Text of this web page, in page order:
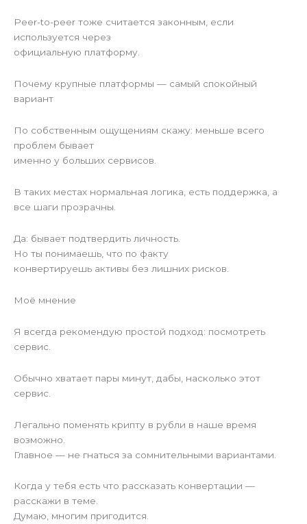
Peer-to-peer тоже считается законным, если
используется через
официальную платформу.
Почему крупные платформы — самый спокойный
вариант
По собственным ощущениям скажу: меньше всего
проблем бывает
именно у больших сервисов.
В таких местах нормальная логика, есть поддержка, а
все шаги прозрачны.
Да: бывает подтвердить личность.
Но ты понимаешь, что по факту
конвертируешь активы без лишних рисков.
Моё мнение
Я всегда рекомендую простой подход: посмотреть
сервис.
Обычно хватает пары минут, дабы, насколько этот
сервис.
Легально поменять крипту в рубли в наше время
возможно.
Главное — не гнаться за сомнительными вариантами.
Когда у тебя есть что рассказать конвертации —
расскажи в теме.
Думаю, многим пригодится.